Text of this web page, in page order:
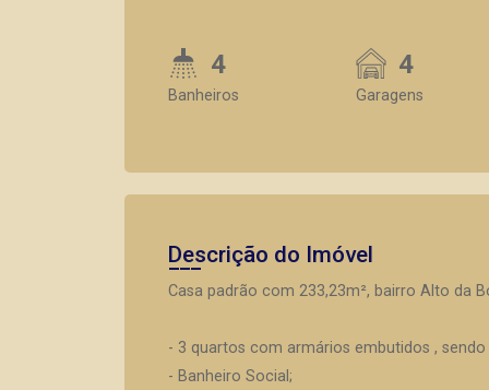
4
Banheiros
4
Garagens
Descrição do Imóvel
Casa padrão com 233,23m², bairro Alto da
- 3 quartos com armários embutidos , sendo
- Banheiro Social;